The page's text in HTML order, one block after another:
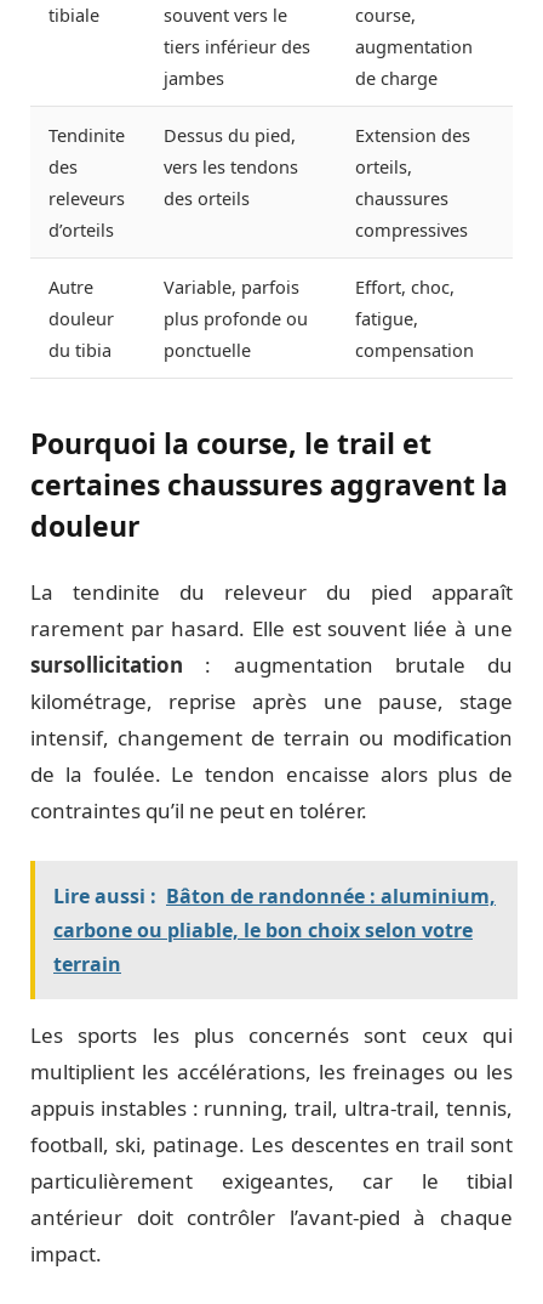
tibiale
souvent vers le
tiers inférieur des
jambes
course,
augmentation
de charge
Tendinite
des
releveurs
d’orteils
Dessus du pied,
vers les tendons
des orteils
Extension des
orteils,
chaussures
compressives
Autre
douleur
du tibia
Variable, parfois
plus profonde ou
ponctuelle
Effort, choc,
fatigue,
compensation
Pourquoi la course, le trail et
certaines chaussures aggravent la
douleur
La tendinite du releveur du pied apparaît
rarement par hasard. Elle est souvent liée à une
sursollicitation : augmentation brutale du
kilométrage, reprise après une pause, stage
intensif, changement de terrain ou modification
de la foulée. Le tendon encaisse alors plus de
contraintes qu’il ne peut en tolérer.
Lire aussi : Bâton de randonnée : aluminium,
carbone ou pliable, le bon choix selon votre
terrain
Les sports les plus concernés sont ceux qui
multiplient les accélérations, les freinages ou les
appuis instables : running, trail, ultra-trail, tennis,
football, ski, patinage. Les descentes en trail sont
particulièrement exigeantes, car le tibial
antérieur doit contrôler l’avant-pied à chaque
impact.